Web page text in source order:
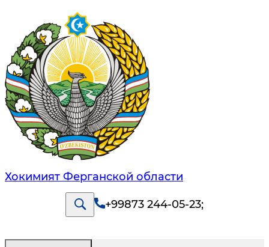
Хокимият Ферганской области
+99873 244-05-23;